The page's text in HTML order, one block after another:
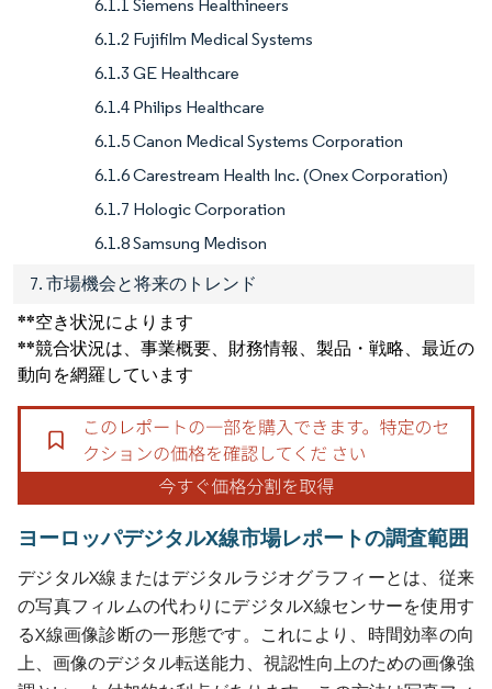
6.1.1 Siemens Healthineers
6.1.2 Fujifilm Medical Systems
6.1.3 GE Healthcare
6.1.4 Philips Healthcare
6.1.5 Canon Medical Systems Corporation
6.1.6 Carestream Health Inc. (Onex Corporation)
6.1.7 Hologic Corporation
6.1.8 Samsung Medison
7. 市場機会と将来のトレンド
**空き状況によります
**競合状況は、事業概要、財務情報、製品・戦略、最近の
動向を網羅しています
ヨーロッパデジタルX線市場レポートの調査範囲
デジタルX線またはデジタルラジオグラフィーとは、従来
の写真フィルムの代わりにデジタルX線センサーを使用す
るX線画像診断の一形態です。これにより、時間効率の向
上、画像のデジタル転送能力、視認性向上のための画像強